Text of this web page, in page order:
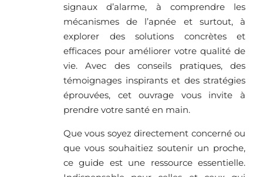
signaux d’alarme, à comprendre les
mécanismes de l’apnée et surtout, à
explorer des solutions concrètes et
efficaces pour améliorer votre qualité de
vie. Avec des conseils pratiques, des
témoignages inspirants et des stratégies
éprouvées, cet ouvrage vous invite à
prendre votre santé en main.
Que vous soyez directement concerné ou
que vous souhaitiez soutenir un proche,
ce guide est une ressource essentielle.